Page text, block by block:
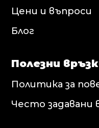
Цени и въпроси
Блог
Полезни
Политика за
Често задавани